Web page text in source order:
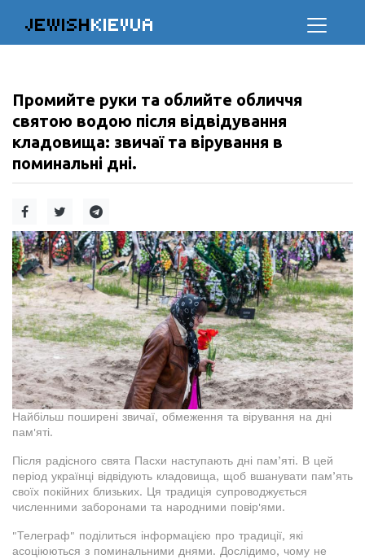
JEWISHKIEVUA
Промийте руки та облийте обличчя
святою водою після відвідування
кладовища: звичаї та вірування в
поминальні дні.
Найбільш поширені звичаї, обмеження та вірування на дні
пам'яті.
Після радісного свята Пасхи наступають дні пам’яті. В цей
період українці відвідують кладовища, щоб вшанувати пам’ять
своїх покійних близьких. Ця традиція супроводжується
численними заборонами та народними повір'ями.
"Телеграф" поділиться інформацією про традиції, які
асоціюються з поминальними днями. Дослідимо, чому не